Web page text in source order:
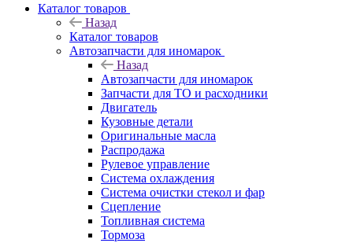
Каталог товаров
Назад
Каталог товаров
Автозапчасти для иномарок
Назад
Автозапчасти для иномарок
Запчасти для ТО и расходники
Двигатель
Кузовные детали
Оригинальные масла
Распродажа
Рулевое управление
Система охлаждения
Система очистки стекол и фар
Сцепление
Топливная система
Тормоза